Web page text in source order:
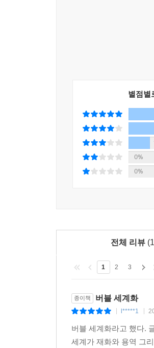
별점별
0%
0%
전체 리뷰
1 2 3
종이책 버블 세계화
l*****1
버블 세계화라고 했다.
세계가 재화와 용역 그